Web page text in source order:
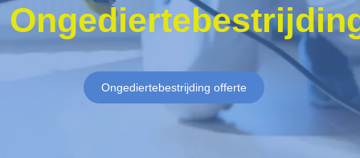
Ongediertebestrijding offerte